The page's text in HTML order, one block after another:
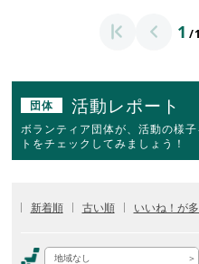
1 /
団体 活動レポート
ボランティア団体が、活動の様
トをチェックしてみましょう！
新着順 古い順 いいね！が
地域なし